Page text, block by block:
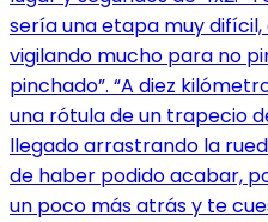
sería una etapa muy
vigilando mucho para no
pinchado”. “A diez
una rótula de un trapecio
llegado arrastrando la
de haber podido acabar,
un poco más atrás y te